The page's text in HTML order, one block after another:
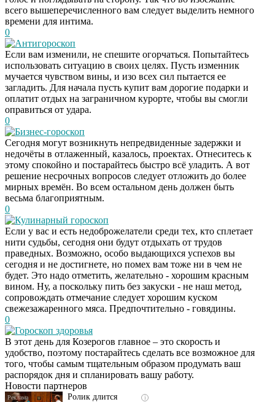
всего вышеперечисленного вам следует выделить немного
времени для интима.
0
Антигороскоп
Если вам изменили, не спешите огорчаться. Попытайтесь
использовать ситуацию в своих целях. Пусть изменник
мучается чувством вины, и изо всех сил пытается ее
загладить. Для начала пусть купит вам дорогие подарки и
оплатит отдых на заграничном курорте, чтобы вы смогли
оправиться от удара.
0
Бизнес-гороскоп
Сегодня могут возникнуть непредвиденные задержки и
недочёты в отлаженный, казалось, проектах. Отнеситесь к
этому спокойно и постарайтесь быстро всё уладить. А вот
решение несрочных вопросов следует отложить до более
мирных времён. Во всем остальном день должен быть
весьма благоприятным.
0
Кулинарный гороскоп
Если у вас и есть недоброжелатели среди тех, кто сплетает
нити судьбы, сегодня они будут отдыхать от трудов
праведных. Возможно, особо выдающихся успехов вы
сегодня и не достигнете, но помех вам тоже ни в чем не
будет. Это надо отметить, желательно - хорошим красным
вином. Ну, а поскольку пить без закуски - не наш метод,
сопровождать отмечание следует хорошим куском
свежезажаренного мяса. Предпочтительно - говядины.
0
Гороскоп здоровья
В этот день для Козерогов главное – это скорость и
удобство, поэтому постарайтесь сделать все возможное для
того, чтобы самым тщательным образом продумать ваш
распорядок дня и спланировать вашу работу.
Новости партнеров
Скрытая камера на
пляже Крыма: Что
люди вытворяют, когда
их не видят...
i
Ролик длится